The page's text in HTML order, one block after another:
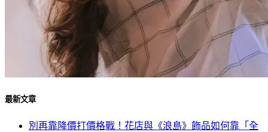
最新文章
別再靠降價打價格戰！花店與《浪島》飾品如何靠「全